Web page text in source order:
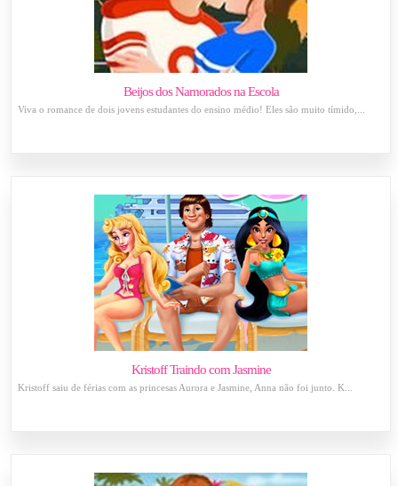
Beijos dos Namorados na Escola
Viva o romance de dois jovens estudantes do ensino médio! Eles são muito tímido,...
Kristoff Traindo com Jasmine
Kristoff saiu de férias com as princesas Aurora e Jasmine, Anna não foi junto. K...